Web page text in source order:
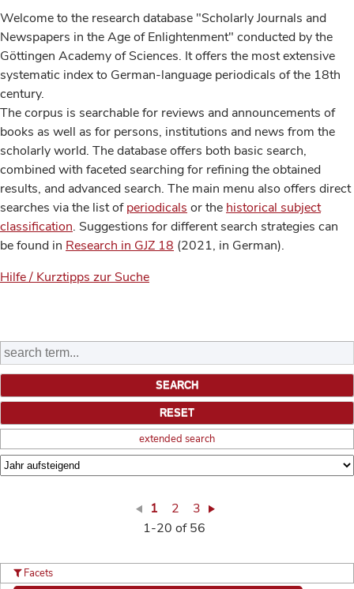
Welcome to the research database "Scholarly Journals and
Newspapers in the Age of Enlightenment" conducted by the
Göttingen Academy of Sciences. It offers the most extensive
systematic index to German-language periodicals of the 18th
century.
The corpus is searchable for reviews and announcements of
books as well as for persons, institutions and news from the
scholarly world. The database offers both basic search,
combined with faceted searching for refining the obtained
results, and advanced search. The main menu also offers direct
searches via the list ofperiodicals or the historical subject
classification. Suggestions for different search strategies can
be found in Research in GJZ 18 (2021, in German).
Hilfe / Kurztipps zur Suche
extended search
1 2
3
1-20 of 56
Facets